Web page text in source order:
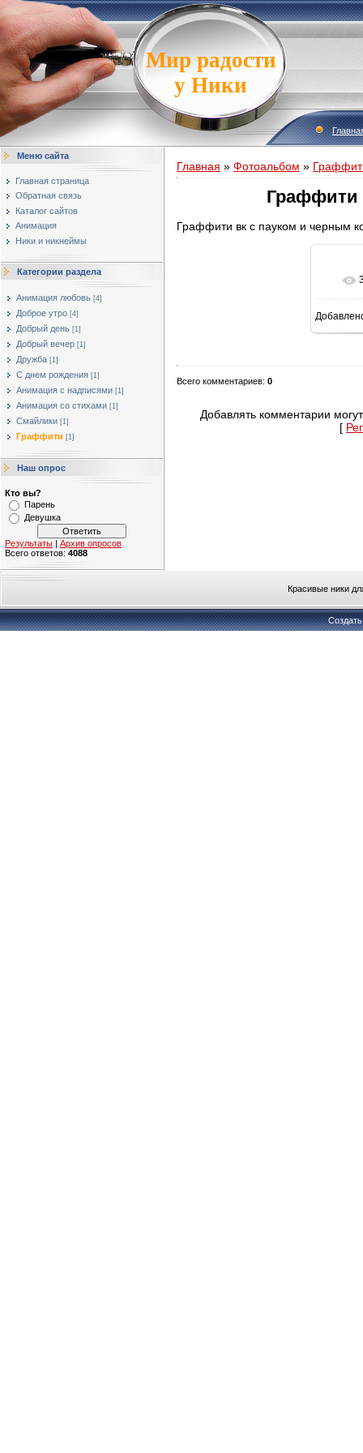
Мир радости
у Ники
Меню сайта
Главная страница
Обратная связь
Каталог сайтов
Анимация
Ники и никнеймы
Категории раздела
Анимация любовь [4]
Доброе утро [4]
Добрый день [1]
Добрый вечер [1]
Дружба [1]
С днем рождения [1]
Анимация с надписями [1]
Анимация со стихами [1]
Смайлики [1]
Граффити [1]
Наш опрос
Кто вы?
Парень
Девушка
Результаты | Архив опросов
Всего ответов: 4088
Главная » Фотоальбом »
Граффити
Граффити вк с пауком и черным
Всего комментариев: 0
Добавлять комментарии
[
Красивые ники